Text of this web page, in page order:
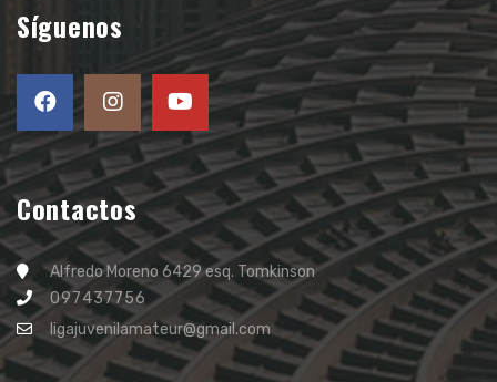
Síguenos
Contactos
Alfredo Moreno 6429 esq. Tomkinson
097437756
ligajuvenilamateur@gmail.com